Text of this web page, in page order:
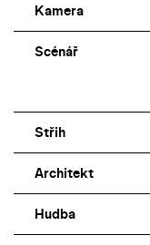
Kamera
Scénář
Střih
Architekt
Hudba